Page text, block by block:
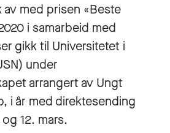
av med prisen «Beste
i samarbeid med
gikk til Universitetet i
under
arrangert av Ungt
i år med direktesending
og 12. mars.